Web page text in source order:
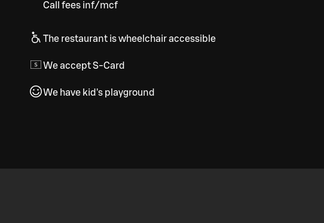
Call fees inf/mcf
The restaurant is wheelchair accessible
We accept S-Card
We have kid's playground